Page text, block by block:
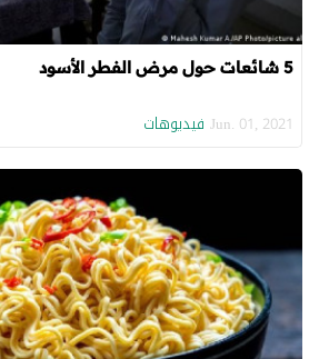
5 شائعات حول مرض الفطر الأسود
Jun. 01, 2021 فيديوهات